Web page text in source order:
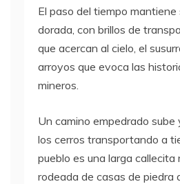
El paso del tiempo mantiene
dorada, con brillos de
que acercan al cielo, el
arroyos que evoca las
mineros.
Un camino empedrado sube
los cerros transportando a
pueblo es una larga callecita
rodeada de casas de piedra